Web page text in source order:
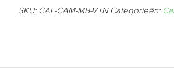
SKU: CAL-CAM-MB-VTN Categorieën: